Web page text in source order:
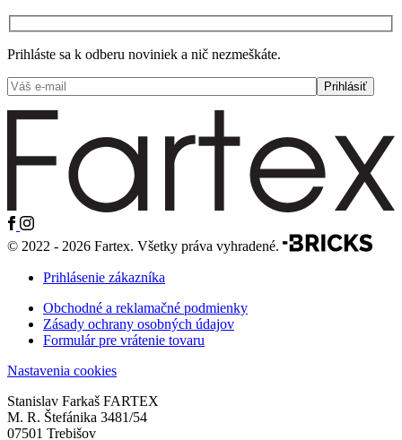
Prihláste sa k odberu noviniek a nič nezmeškáte.
© 2022 - 2026 Fartex. Všetky práva vyhradené.
Prihlásenie zákazníka
Obchodné a reklamačné podmienky
Zásady ochrany osobných údajov
Formulár pre vrátenie tovaru
Nastavenia cookies
Stanislav Farkaš FARTEX
M. R. Štefánika 3481/54
07501 Trebišov